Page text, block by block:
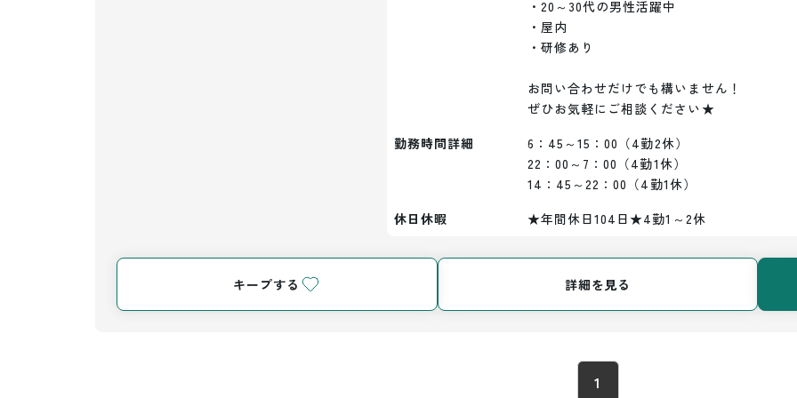
・20～30代の男性活躍中
・屋内
・研修あり
お問い合わせだけでも構いません！
ぜひお気軽にご相談ください★
勤務時間詳細
6：45～15：00（4勤2休）
22：00～7：00（4勤1休）
14：45～22：00（4勤1休）
休日休暇
★年間休日104日★4勤1～2休
キープする 詳細を見る
1